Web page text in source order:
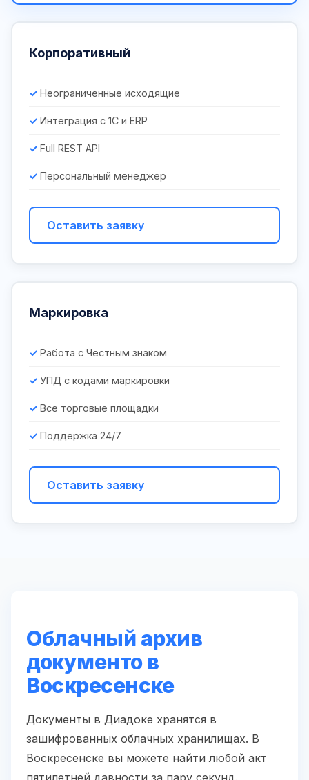
Корпоративный
Неограниченные исходящие
Интеграция с 1С и ERP
Full REST API
Персональный менеджер
Оставить заявку
Маркировка
Работа с Честным знаком
УПД с кодами маркировки
Все торговые площадки
Поддержка 24/7
Оставить заявку
Облачный архив
документо в
Воскресенске
Документы в Диадоке хранятся в
зашифрованных облачных хранилищах. В
Воскресенске вы можете найти любой акт